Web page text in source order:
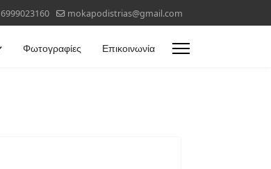
6999023160 mokapodistrias@gmail.com
Φωτογραφίες Επικοινωνία